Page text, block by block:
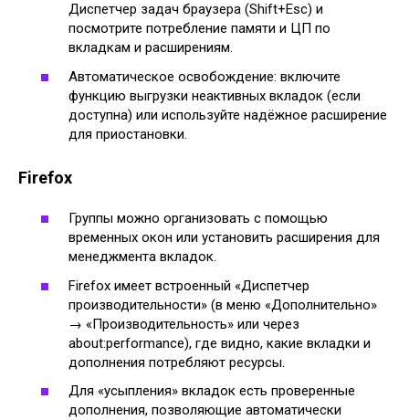
Диспетчер задач браузера (Shift+Esc) и
посмотрите потребление памяти и ЦП по
вкладкам и расширениям.
Автоматическое освобождение: включите
функцию выгрузки неактивных вкладок (если
доступна) или используйте надёжное расширение
для приостановки.
Firefox
Группы можно организовать с помощью
временных окон или установить расширения для
менеджмента вкладок.
Firefox имеет встроенный «Диспетчер
производительности» (в меню «Дополнительно»
→ «Производительность» или через
about:performance), где видно, какие вкладки и
дополнения потребляют ресурсы.
Для «усыпления» вкладок есть проверенные
дополнения, позволяющие автоматически